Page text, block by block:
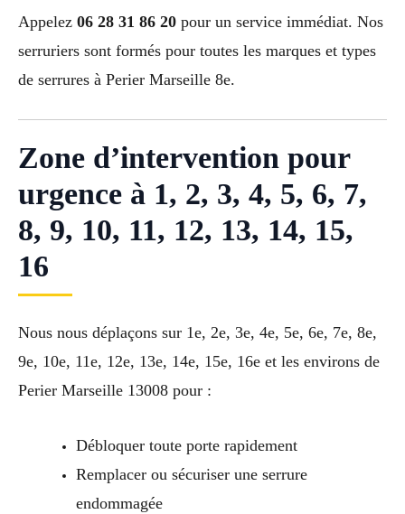
Appelez 06 28 31 86 20 pour un service immédiat. Nos
serruriers sont formés pour toutes les marques et types
de serrures à Perier Marseille 8e.
Zone d’intervention pour
urgence à 1, 2, 3, 4, 5, 6, 7,
8, 9, 10, 11, 12, 13, 14, 15,
16
Nous nous déplaçons sur 1e, 2e, 3e, 4e, 5e, 6e, 7e, 8e,
9e, 10e, 11e, 12e, 13e, 14e, 15e, 16e et les environs de
Perier Marseille 13008 pour :
Débloquer toute porte rapidement
Remplacer ou sécuriser une serrure
endommagée